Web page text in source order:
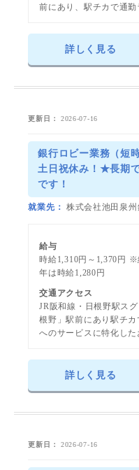
前にあり、駅チカで通勤
詳しく見る
更新日 2026-07-16
銀行ロビー業務（
土日祝休み！★長期
です！
就業先 株式会社池田泉
給与
時給1,310円～1,370円
年は時給1,280円
交通アクセス
JR阪和線・日根野駅ス
根野」駅前にあり駅チ
へのサービスに特化した
詳しく見る
更新日 2026-07-16